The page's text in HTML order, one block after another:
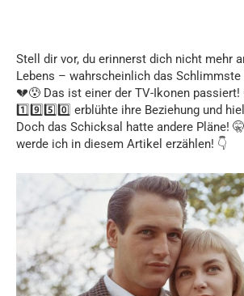
Stell dir vor, du erinnerst dich nicht mehr
Lebens – wahrscheinlich das Schlimmste
💔😰 Das ist einer der TV-Ikonen
1️⃣9️⃣5️⃣0️⃣ erblühte ihre Beziehung und
Doch das Schicksal hatte andere Pläne!
werde ich in diesem Artikel erzählen! 👇